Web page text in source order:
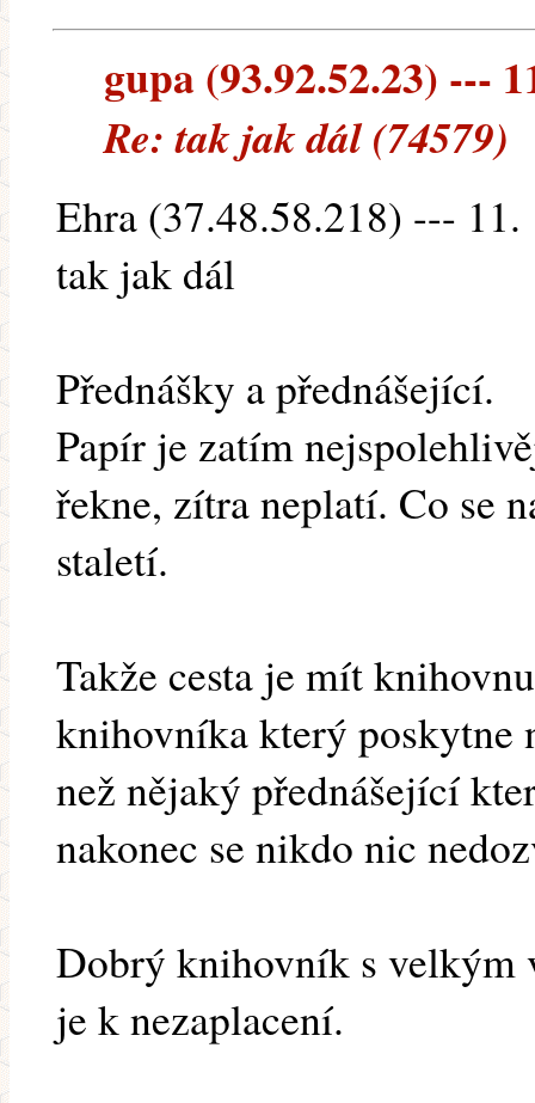
gupa (93.92.52.23) ---
Re: tak jak dál (74579)
Ehra (37.48.58.218) --- 11.
tak jak dál
Přednášky a přednášející.
Papír je zatím
řekne, zítra neplatí. Co se
staletí.
Takže cesta je mít
knihovníka který poskytne
než nějaký přednášející
nakonec se nikdo nic
Dobrý knihovník s velkým
je k nezaplacení.